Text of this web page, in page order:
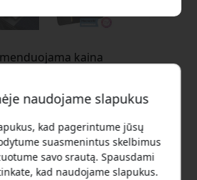
kaina
– paruošta išsiųsti
naudojame slapukus
kad pagerintume jūsų
suasmenintus skelbimus
savo srautą. Spausdami
kad naudojame slapukus.